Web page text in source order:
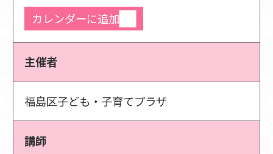
カレンダーに追加
主催者
福島区子ども・子育てプラザ
講師